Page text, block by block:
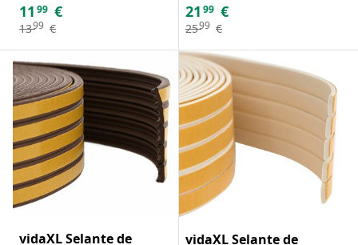
11 99 €
1399 €
21 99 €
2599 €
vidaXL Selante de
vidaXL Selante de